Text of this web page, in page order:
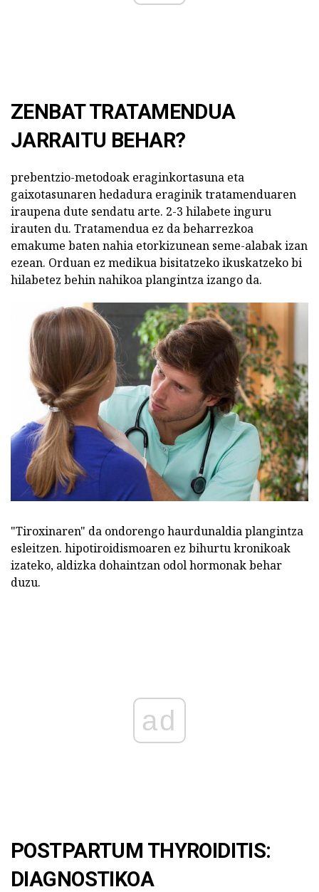
ZENBAT TRATAMENDUA
JARRAITU BEHAR?
prebentzio-metodoak eraginkortasuna eta
gaixotasunaren hedadura eraginik tratamenduaren
iraupena dute sendatu arte. 2-3 hilabete inguru
irauten du. Tratamendua ez da beharrezkoa
emakume baten nahia etorkizunean seme-alabak izan
ezean. Orduan ez medikua bisitatzeko ikuskatzeko bi
hilabetez behin nahikoa plangintza izango da.
"Tiroxinaren" da ondorengo haurdunaldia plangintza
esleitzen. hipotiroidismoaren ez bihurtu kronikoak
izateko, aldizka dohaintzan odol hormonak behar
duzu.
ad
POSTPARTUM THYROIDITIS:
DIAGNOSTIKOA